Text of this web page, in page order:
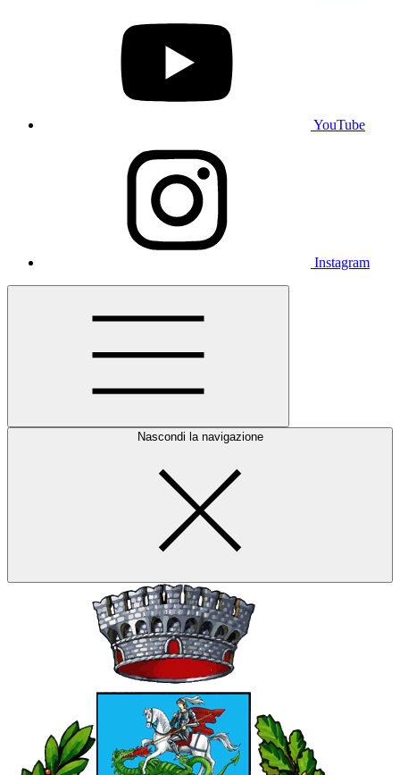
YouTube
Instagram
Nascondi la navigazione